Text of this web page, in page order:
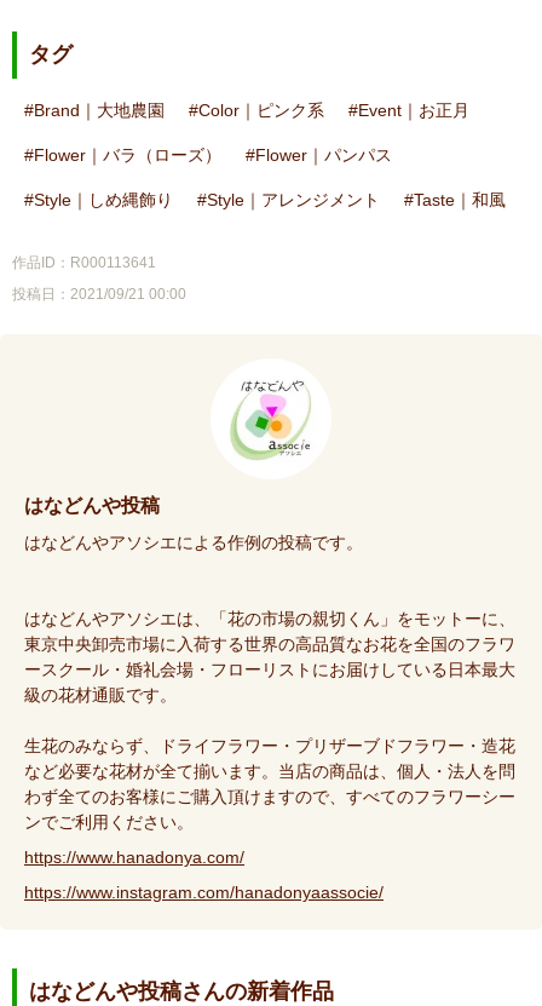
タグ
Brand｜大地農園 Color｜ピンク系 Event｜お正月
Flower｜バラ（ローズ） Flower｜パンパス
Style｜しめ縄飾り Style｜アレンジメント Taste｜和風
作品ID：R000113641
投稿日：2021/09/21 00:00
はなどんや投稿
はなどんやアソシエによる作例の投稿です。
はなどんやアソシエは、「花の市場の親切くん」をモットーに、
東京中央卸売市場に入荷する世界の高品質なお花を全国のフラワ
ースクール・婚礼会場・フローリストにお届けしている日本最大
級の花材通販です。
生花のみならず、ドライフラワー・プリザーブドフラワー・造花
など必要な花材が全て揃います。当店の商品は、個人・法人を問
わず全てのお客様にご購入頂けますので、すべてのフラワーシー
ンでご利用ください。
https://www.hanadonya.com/
https://www.instagram.com/hanadonyaassocie/
はなどんや投稿さんの新着作品